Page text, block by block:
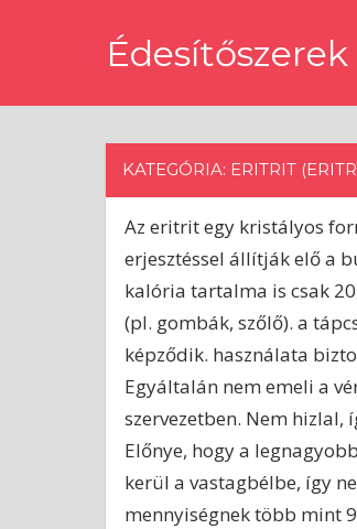
Édesítőszerek
és
mesterséges
édesítőkkel
KATEGÓRIA: ERITRIT
Az eritrit egy kristályos
erjesztéssel állítják elő a
kalória tartalma is csak
(pl. gombák, szőlő). a
képződik. használata
Egyáltalán nem emeli a
szervezetben. Nem
Előnye, hogy a
kerül a vastagbélbe, így
mennyiségnek több mint